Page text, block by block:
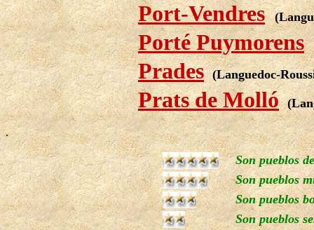
Port-Vendres
Porté Puymorens
Prades (Languedoc-
Prats de Molló
.
Son pueblos
Son pueblos
Son pueblos
Son pueblos